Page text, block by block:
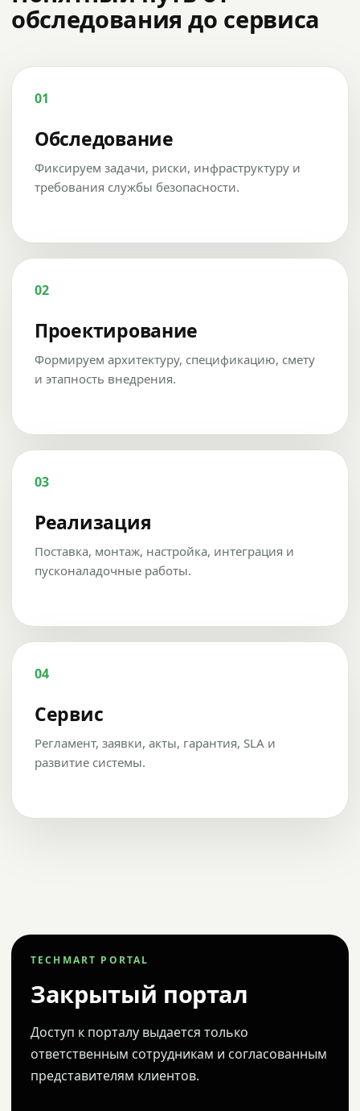
обследования до сервиса
01
Обследование
Фиксируем задачи, риски, инфраструктуру и
требования службы безопасности.
02
Проектирование
Формируем архитектуру, спецификацию, смету
и этапность внедрения.
03
Реализация
Поставка, монтаж, настройка, интеграция и
пусконаладочные работы.
04
Сервис
Регламент, заявки, акты, гарантия, SLA и
развитие системы.
TECHMART PORTAL
Закрытый портал
Доступ к порталу выдается только
ответственным сотрудникам и согласованным
представителям клиентов.